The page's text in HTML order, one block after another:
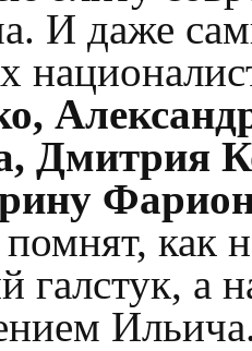
И даже
Дмитрия
как
галстук, а